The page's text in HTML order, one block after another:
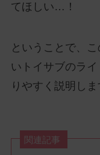
てほしい…！
ということで、
いトイサブのラ
りやすく説明しま
関連記事